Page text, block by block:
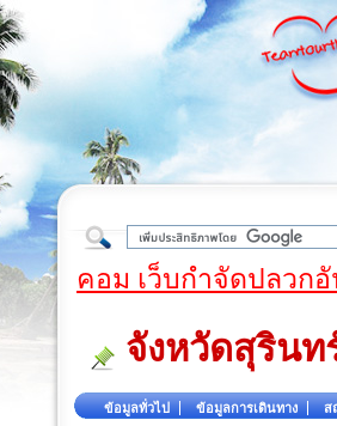
คอม เว็บกำจัดปลวก
จังหวัดสุรินท
ข้อมูลทั่วไป ข้อมูลการเดินทาง ส